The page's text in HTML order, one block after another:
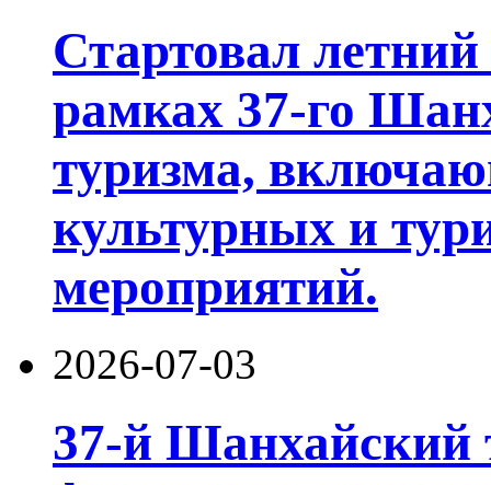
Стартовал
рамках 37-го
туризма,
культурных и
мероприятий.
2026-07-03
37-й Шанхайский